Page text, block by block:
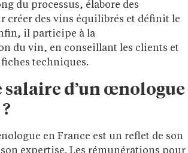
du processus, élabore des
créer des vins équilibrés et définit le
il participe à la
du vin, en conseillant les clients et
techniques.
salaire d’un œnologue
en France est un reflet de son